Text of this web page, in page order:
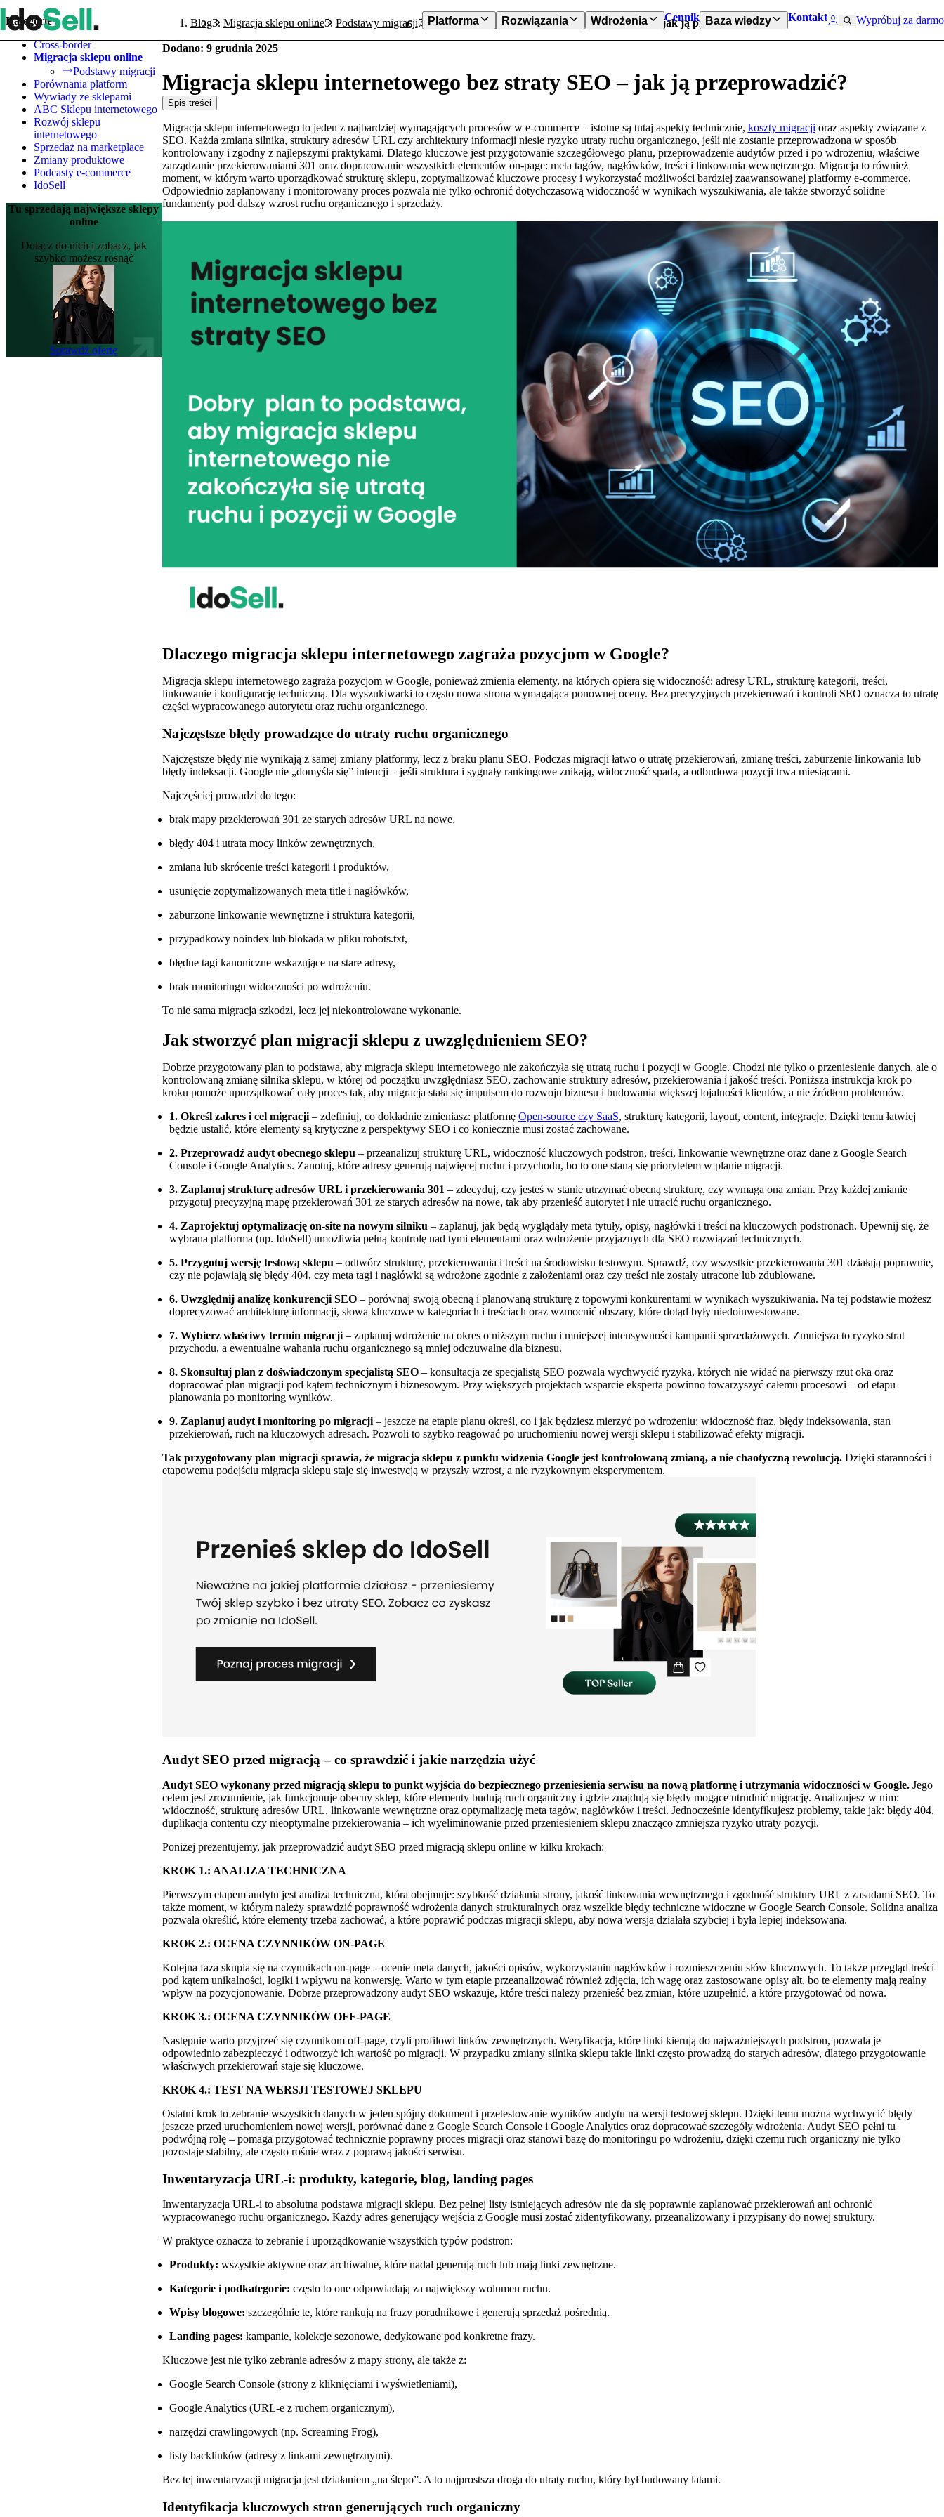
Platforma Rozwiązania Wdrożenia Cennik Baza wiedzy Kontakt Wypróbuj za darmo
Kategorie
Cross-border
Migracja sklepu online
Podstawy migracji
Porównania platform
Wywiady ze sklepami
ABC Sklepu internetowego
Rozwój sklepu
internetowego
Sprzedaż na marketplace
Zmiany produktowe
Podcasty e-commerce
IdoSell
Tu sprzedają największe sklepy
online
Dołącz do nich i zobacz, jak
szybko możesz rosnąć
Sprawdź ofertę
Blog Migracja sklepu online Podstawy migracji Migracja sklepu internetowego bez straty SEO – jak ją przeprowadzić?
Dodano: 9 grudnia 2025
Migracja sklepu internetowego bez straty SEO – jak ją przeprowadzić?
Spis treści
Migracja sklepu internetowego to jeden z najbardziej wymagających procesów w e-commerce – istotne są tutaj aspekty technicznie, koszty migracjioraz aspekty związane z
SEO. Każda zmiana silnika, struktury adresów URL czy architektury informacji niesie ryzyko utraty ruchu organicznego, jeśli nie zostanie przeprowadzona w sposób
kontrolowany i zgodny z najlepszymi praktykami. Dlatego kluczowe jest przygotowanie szczegółowego planu, przeprowadzenie audytów przed i po wdrożeniu, właściwe
zarządzanie przekierowaniami 301 oraz dopracowanie wszystkich elementów on-page: meta tagów, nagłówków, treści i linkowania wewnętrznego. Migracja to również
moment, w którym warto uporządkować strukturę sklepu, zoptymalizować kluczowe procesy i wykorzystać możliwości bardziej zaawansowanej platformy e-commerce.
Odpowiednio zaplanowany i monitorowany proces pozwala nie tylko ochronić dotychczasową widoczność w wynikach wyszukiwania, ale także stworzyć solidne
fundamenty pod dalszy wzrost ruchu organicznego i sprzedaży.
Dlaczego migracja sklepu internetowego zagraża pozycjom w Google?
Migracja sklepu internetowego zagraża pozycjom w Google, ponieważ zmienia elementy, na których opiera się widoczność: adresy URL, strukturę kategorii, treści,
linkowanie i konfigurację techniczną. Dla wyszukiwarki to często nowa strona wymagająca ponownej oceny. Bez precyzyjnych przekierowań i kontroli SEO oznacza to utratę
części wypracowanego autorytetu oraz ruchu organicznego.
Najczęstsze błędy prowadzące do utraty ruchu organicznego
Najczęstsze błędy nie wynikają z samej zmiany platformy, lecz z braku planu SEO. Podczas migracji łatwo o utratę przekierowań, zmianę treści, zaburzenie linkowania lub
błędy indeksacji. Google nie „domyśla się” intencji – jeśli struktura i sygnały rankingowe znikają, widoczność spada, a odbudowa pozycji trwa miesiącami.
Najczęściej prowadzi do tego:
brak mapy przekierowań 301 ze starych adresów URL na nowe,
błędy 404 i utrata mocy linków zewnętrznych,
zmiana lub skrócenie treści kategorii i produktów,
usunięcie zoptymalizowanych meta title i nagłówków,
zaburzone linkowanie wewnętrzne i struktura kategorii,
przypadkowy noindex lub blokada w pliku robots.txt,
błędne tagi kanoniczne wskazujące na stare adresy,
brak monitoringu widoczności po wdrożeniu.
To nie sama migracja szkodzi, lecz jej niekontrolowane wykonanie.
Jak stworzyć plan migracji sklepu z uwzględnieniem SEO?
Dobrze przygotowany plan to podstawa, aby migracja sklepu internetowego nie zakończyła się utratą ruchu i pozycji w Google. Chodzi nie tylko o przeniesienie danych, ale o
kontrolowaną zmianę silnika sklepu, w której od początku uwzględniasz SEO, zachowanie struktury adresów, przekierowania i jakość treści. Poniższa instrukcja krok po
kroku pomoże uporządkować cały proces tak, aby migracja stała się impulsem do rozwoju biznesu i budowania większej lojalności klientów, a nie źródłem problemów.
1. Określ zakres i cel migracji– zdefiniuj, co dokładnie zmieniasz: platformę Open-source czy SaaS, strukturę kategorii, layout, content, integracje. Dzięki temu łatwiej
będzie ustalić, które elementy są krytyczne z perspektywy SEO i co koniecznie musi zostać zachowane.
2. Przeprowadź audyt obecnego sklepu – przeanalizuj strukturę URL, widoczność kluczowych podstron, treści, linkowanie wewnętrzne oraz dane z Google Search
Console i Google Analytics. Zanotuj, które adresy generują najwięcej ruchu i przychodu, bo to one staną się priorytetem w planie migracji.
3. Zaplanuj strukturę adresów URL i przekierowania 301 – zdecyduj, czy jesteś w stanie utrzymać obecną strukturę, czy wymaga ona zmian. Przy każdej zmianie
przygotuj precyzyjną mapę przekierowań 301 ze starych adresów na nowe, tak aby przenieść autorytet i nie utracić ruchu organicznego.
4. Zaprojektuj optymalizację on-site na nowym silniku – zaplanuj, jak będą wyglądały meta tytuły, opisy, nagłówki i treści na kluczowych podstronach. Upewnij się, że
wybrana platforma (np. IdoSell) umożliwia pełną kontrolę nad tymi elementami oraz wdrożenie przyjaznych dla SEO rozwiązań technicznych.
5. Przygotuj wersję testową sklepu – odtwórz strukturę, przekierowania i treści na środowisku testowym. Sprawdź, czy wszystkie przekierowania 301 działają poprawnie,
czy nie pojawiają się błędy 404, czy meta tagi i nagłówki są wdrożone zgodnie z założeniami oraz czy treści nie zostały utracone lub zdublowane.
6. Uwzględnij analizę konkurencji SEO– porównaj swoją obecną i planowaną strukturę z topowymi konkurentami w wynikach wyszukiwania. Na tej podstawie możesz
doprecyzować architekturę informacji, słowa kluczowe w kategoriach i treściach oraz wzmocnić obszary, które dotąd były niedoinwestowane.
7. Wybierz właściwy termin migracji– zaplanuj wdrożenie na okres o niższym ruchu i mniejszej intensywności kampanii sprzedażowych. Zmniejsza to ryzyko strat
przychodu, a ewentualne wahania ruchu organicznego są mniej odczuwalne dla biznesu.
8. Skonsultuj plan z doświadczonym specjalistą SEO– konsultacja ze specjalistą SEO pozwala wychwycić ryzyka, których nie widać na pierwszy rzut oka oraz
dopracować plan migracji pod kątem technicznym i biznesowym. Przy większych projektach wsparcie eksperta powinno towarzyszyć całemu procesowi – od etapu
planowania po monitoring wyników.
9. Zaplanuj audyt i monitoring po migracji– jeszcze na etapie planu określ, co i jak będziesz mierzyć po wdrożeniu: widoczność fraz, błędy indeksowania, stan
przekierowań, ruch na kluczowych adresach. Pozwoli to szybko reagować po uruchomieniu nowej wersji sklepu i stabilizować efekty migracji.
Tak przygotowany plan migracji sprawia, że migracja sklepu z punktu widzenia Google jest kontrolowaną zmianą, a nie chaotyczną rewolucją.Dzięki staranności i
etapowemu podejściu migracja sklepu staje się inwestycją w przyszły wzrost, a nie ryzykownym eksperymentem.
Audyt SEO przed migracją – co sprawdzić i jakie narzędzia użyć
Audyt SEO wykonany przed migracją sklepu to punkt wyjścia do bezpiecznego przeniesienia serwisu na nową platformę i utrzymania widoczności w Google.Jego
celem jest zrozumienie, jak funkcjonuje obecny sklep, które elementy budują ruch organiczny i gdzie znajdują się błędy mogące utrudnić migrację. Analizujesz w nim:
widoczność, strukturę adresów URL, linkowanie wewnętrzne oraz optymalizację meta tagów, nagłówków i treści. Jednocześnie identyfikujesz problemy, takie jak: błędy 404,
duplikacja contentu czy nieoptymalne przekierowania – ich wyeliminowanie przed przeniesieniem sklepu znacząco zmniejsza ryzyko utraty pozycji.
Poniżej prezentujemy, jak przeprowadzić audyt SEO przed migracją sklepu online w kilku krokach:
KROK 1.: ANALIZA TECHNICZNA
Pierwszym etapem audytu jest analiza techniczna, która obejmuje: szybkość działania strony, jakość linkowania wewnętrznego i zgodność struktury URL z zasadami SEO. To
także moment, w którym należy sprawdzić poprawność wdrożenia danych strukturalnych oraz wszelkie błędy techniczne widoczne w Google Search Console. Solidna analiza
pozwala określić, które elementy trzeba zachować, a które poprawić podczas migracji sklepu, aby nowa wersja działała szybciej i była lepiej indeksowana.
KROK 2.: OCENA CZYNNIKÓW ON-PAGE
Kolejna faza skupia się na czynnikach on-page – ocenie meta danych, jakości opisów, wykorzystaniu nagłówków i rozmieszczeniu słów kluczowych. To także przegląd treści
pod kątem unikalności, logiki i wpływu na konwersję. Warto w tym etapie przeanalizować również zdjęcia, ich wagę oraz zastosowane opisy alt, bo te elementy mają realny
wpływ na pozycjonowanie. Dobrze przeprowadzony audyt SEO wskazuje, które treści należy przenieść bez zmian, które uzupełnić, a które przygotować od nowa.
KROK 3.: OCENA CZYNNIKÓW OFF-PAGE
Następnie warto przyjrzeć się czynnikom off-page, czyli profilowi linków zewnętrznych. Weryfikacja, które linki kierują do najważniejszych podstron, pozwala je
odpowiednio zabezpieczyć i odtworzyć ich wartość po migracji. W przypadku zmiany silnika sklepu takie linki często prowadzą do starych adresów, dlatego przygotowanie
właściwych przekierowań staje się kluczowe.
KROK 4.: TEST NA WERSJI TESTOWEJ SKLEPU
Ostatni krok to zebranie wszystkich danych w jeden spójny dokument i przetestowanie wyników audytu na wersji testowej sklepu. Dzięki temu można wychwycić błędy
jeszcze przed uruchomieniem nowej wersji, porównać dane z Google Search Console i Google Analytics oraz dopracować szczegóły wdrożenia. Audyt SEO pełni tu
podwójną rolę – pomaga przygotować technicznie poprawny proces migracji oraz stanowi bazę do monitoringu po wdrożeniu, dzięki czemu ruch organiczny nie tylko
pozostaje stabilny, ale często rośnie wraz z poprawą jakości serwisu.
Inwentaryzacja URL-i: produkty, kategorie, blog, landing pages
Inwentaryzacja URL-i to absolutna podstawa migracji sklepu. Bez pełnej listy istniejących adresów nie da się poprawnie zaplanować przekierowań ani ochronić
wypracowanego ruchu organicznego. Każdy adres generujący wejścia z Google musi zostać zidentyfikowany, przeanalizowany i przypisany do nowej struktury.
W praktyce oznacza to zebranie i uporządkowanie wszystkich typów podstron:
Produkty: wszystkie aktywne oraz archiwalne, które nadal generują ruch lub mają linki zewnętrzne.
Kategorie i podkategorie: często to one odpowiadają za największy wolumen ruchu.
Wpisy blogowe: szczególnie te, które rankują na frazy poradnikowe i generują sprzedaż pośrednią.
Landing pages: kampanie, kolekcje sezonowe, dedykowane pod konkretne frazy.
Kluczowe jest nie tylko zebranie adresów z mapy strony, ale także z:
Google Search Console (strony z kliknięciami i wyświetleniami),
Google Analytics (URL-e z ruchem organicznym),
narzędzi crawlingowych (np. Screaming Frog),
listy backlinków (adresy z linkami zewnętrznymi).
Bez tej inwentaryzacji migracja jest działaniem „na ślepo”. A to najprostsza droga do utraty ruchu, który był budowany latami.
Identyfikacja kluczowych stron generujących ruch organiczny